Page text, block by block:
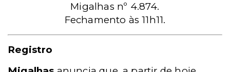
Migalhas nº 4.874.
Fechamento às 11h11.
Registro